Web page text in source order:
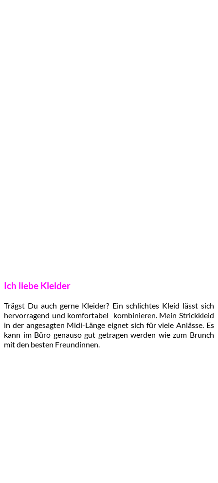
Ich liebe Kleider
Trägst Du auch gerne Kleider? Ein schlichtes Kleid lässt sich
hervorragend und komfortabel kombinieren. Mein Strickkleid
in der angesagten Midi-Länge eignet sich für viele Anlässe. Es
kann im Büro genauso gut getragen werden wie zum Brunch
mit den besten Freundinnen.